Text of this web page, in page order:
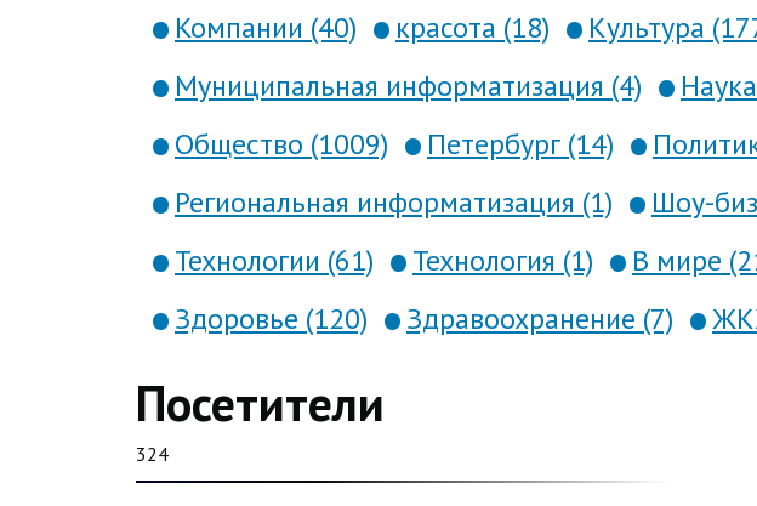
Компании (40)
красота (18) Культура
Муниципальная информатизация (4)
Общество (1009)
Петербург (14)
Региональная информатизация (1)
Шоу-
Технологии (61)
Технология (1) В мире
Здоровье (120)
Здравоохранение (7)
Посетители
324